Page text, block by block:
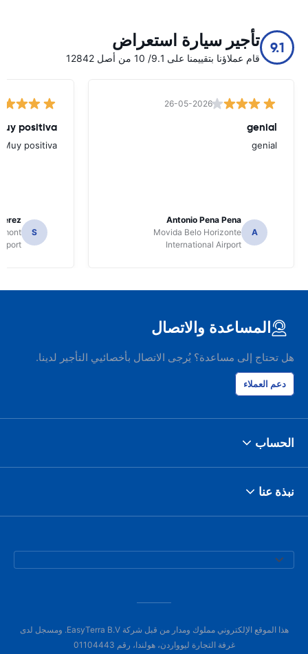
9.1 تأجير سيارة استعراض
قام عملاؤنا بتقييمنا على 9.1/ 10 من أصل 12842
26-05-2026
genial
genial
A
Antonio Pena Pena
Movida Belo Horizonte
International Airport
positiva
Muy positiva
S
المساعدة والاتصال
هل تحتاج إلى مساعدة؟ يُرجى الاتصال بأخصائيي التأجير لدينا.
دعم العملاء
الحساب
نبذة عنا
هذا الموقع الإلكتروني مملوك ومدار من قبل شركة EasyTerra B.V. ومسجل لدى
غرفة التجارة ليوواردن، هولندا، رقم 01104443